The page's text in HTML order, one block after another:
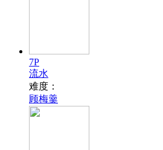
7P
流水
难度：
顾梅羹